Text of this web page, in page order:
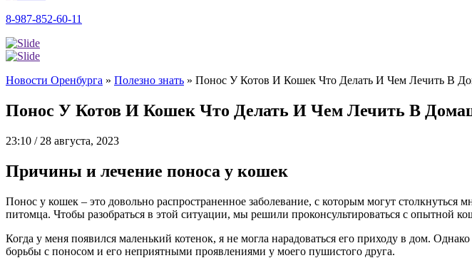
8-987-852-60-11
Новости Оренбурга » Полезно знать » Понос У Котов И Кошек Что Делать И Чем Лечить В
Понос У Котов И Кошек Что Делать И Чем Лечить В
23:10 / 28 августа, 2023
Причины и лечение поноса у кошек
Понос у кошек – это довольно распространенное заболевание, с которым могут столкнуться
питомца. Чтобы разобраться в этой ситуации, мы решили проконсультироваться с опытной
Когда у меня появился маленький котенок, я не могла нарадоваться его приходу в дом.
борьбы с поносом и его неприятными проявлениями у моего пушистого друга.